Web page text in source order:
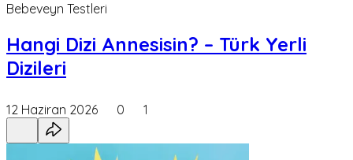
Bebeveyn Testleri
Hangi Dizi Annesisin? – Türk Yerli
Dizileri
12 Haziran 2026 0 1